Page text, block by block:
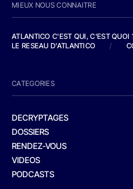
MIEUX NOUS CONNAITRE
ATLANTICO C'EST QUI, C'EST QUOI
LE RESEAU D'ATLANTICO
/
CATEGORIES
DECRYPTAGES
DOSSIERS
RENDEZ-VOUS
VIDEOS
PODCASTS